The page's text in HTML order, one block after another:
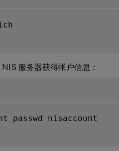
服务器获得帐户信息：
passwd nisaccount